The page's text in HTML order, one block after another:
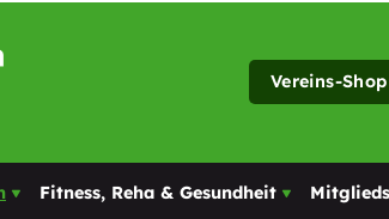
Vereins-Shop
Fitness, Reha & Gesundheit